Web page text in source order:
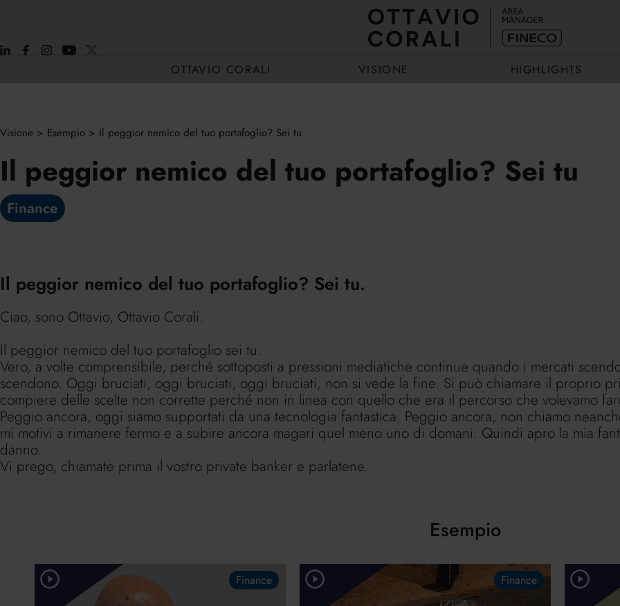
OTTAVIO CORALI
CORE H2H
VISIONE
ESEMPIO
HIGHLIGHTS
STORIE
Visione > Esempio > Il peggior nemico del tuo portafoglio? Sei tu
Il peggior nemico del tuo portafoglio? Sei tu
Finance
Il peggior nemico del tuo portafoglio? Sei tu.
Ciao, sono Ottavio, Ottavio Corali.
Il peggior nemico del tuo portafoglio sei tu.
Vero, a volte comprensibile, perché sottoposti a pressioni mediatiche continue quando i mercati
scendono. Oggi bruciati, oggi bruciati, oggi bruciati, non si vede la fine. Si può chiamare il proprio
compiere delle scelte non corrette perché non in linea con quello che era il percorso che volevamo
Peggio ancora, oggi siamo supportati da una tecnologia fantastica. Peggio ancora, non chiamo
mi motivi a rimanere fermo e a subire ancora magari quel meno uno di domani. Quindi apro la mia
danno.
Vi prego, chiamate prima il vostro private banker e parlatene.
Esempio
Finance Finance